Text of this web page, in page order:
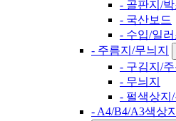
- 골판지/박
- 국산보드
- 수입/일
- 주름지/무늬지
- 구김지/주
- 무늬지
- 펄색상지
- A4/B4/A3색상지